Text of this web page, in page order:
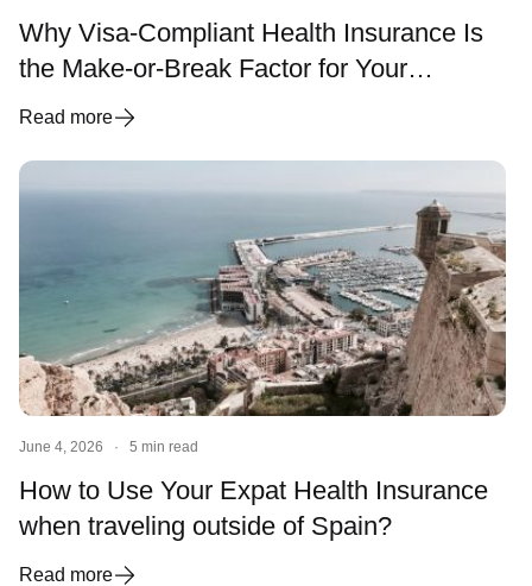
Why Visa-Compliant Health Insurance Is
the Make-or-Break Factor for Your
Spanish Visa and Residency
Read more
June 4, 2026 · 5 min read
How to Use Your Expat Health Insurance
when traveling outside of Spain?
Read more